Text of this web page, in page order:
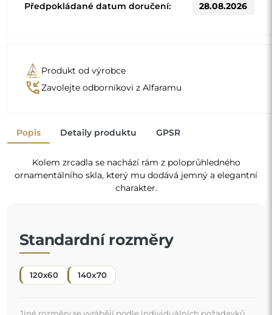
Předpokládané datum doručení: 28.08.2026
Produkt od výrobce
phone_callbackZavolejte odborníkovi z Alfaramu
Popis Detaily produktu GPSR
Kolem zrcadla se nachází rám z poloprůhledného
ornamentálního skla, který mu dodává jemný a elegantní
charakter.
Standardní rozměry
120x60 140x70